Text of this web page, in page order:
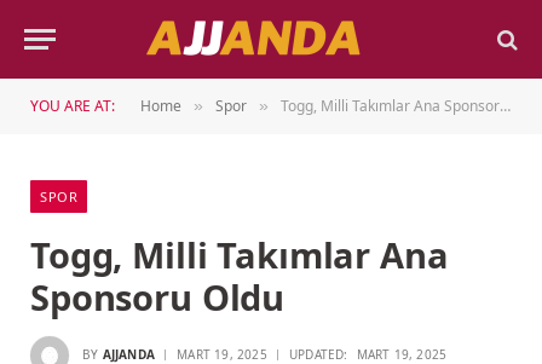
YOU ARE AT: Home » Spor » Togg, Milli Takımlar Ana Sponsoru Oldu
SPOR
Togg, Milli Takımlar Ana
Sponsoru Oldu
BY AJJANDA MART 19, 2025 UPDATED: MART 19, 2025